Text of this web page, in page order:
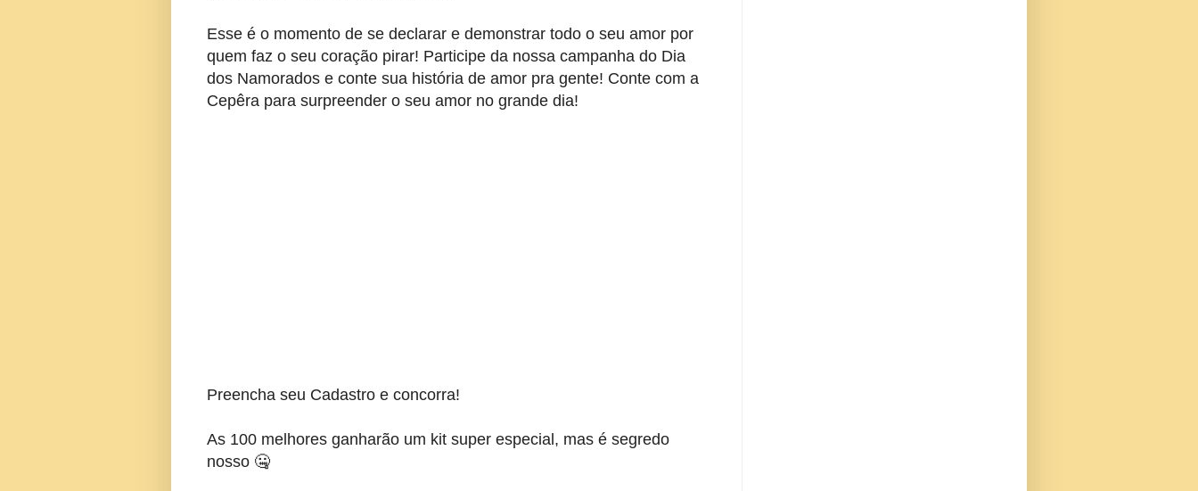
Esse é o momento de se declarar e demonstrar todo o seu amor por
quem faz o seu coração pirar! Participe da nossa campanha do Dia
dos Namorados e conte sua história de amor pra gente! Conte com a
Cepêra para surpreender o seu amor no grande dia!
Preencha seu Cadastro e concorra!
As 100 melhores ganharão um kit super especial, mas é segredo
nosso 🤐